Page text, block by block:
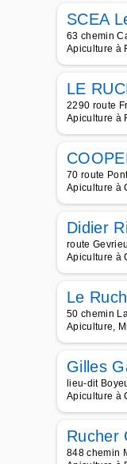
SCEA
63 chemin
Apiculture à
LE
2290 route
Apiculture à
70 route
Apiculture à
Didier
route
Apiculture à
Le
50 chemin
Apiculture,
Gilles
lieu-dit
Apiculture à
Rucher
848 chemin